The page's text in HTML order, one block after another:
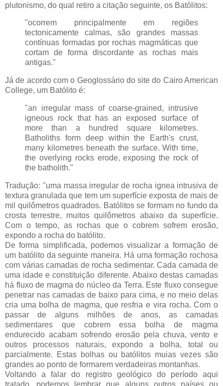
plutonismo, do qual retiro a citação seguinte, os Batólitos:
"ocorrem principalmente em regiões
tectonicamente calmas, são grandes massas
contínuas formadas por rochas magmáticas que
cortam de forma discordante as rochas mais
antigas."
Já de acordo com o Geoglossário do site do Cairo American
College, um Batólito é:
"an irregular mass of coarse-grained, intrusive
igneous rock that has an exposed surface of
more than a hundred square kilometres.
Batholiths form deep within the Earth's crust,
many kilometres beneath the surface. With time,
the overlying rocks erode, exposing the rock of
the batholith."
Tradução: "uma massa irregular de rocha ignea intrusiva de
textura granulada que tem um superfície exposta de mais de
mil quilômetros quadrados. Batólitos se formam no fundo da
crosta terrestre, muitos quilômetros abaixo da superfície.
Com o tempo, as rochas que o cobrem sofrem erosão,
expondo a rocha do batólito.
De forma simplificada, podemos visualizar a formação de
um batólito da seguinte maneira. Há uma formação rochosa
com várias camadas de rocha sedimentar. Cada camada de
uma idade e constituição diferente. Abaixo destas camadas
há fluxo de magma do núcleo da Terra. Este fluxo consegue
penetrar nas camadas de baixo para cima, e no meio delas
cria uma bolha de magma, que resfria e vira rocha. Com o
passar de alguns milhões de anos, as camadas
sedimentares que cobrem essa bolha de magma
endurecido acabam sofrendo erosão pela chuva, vento e
outros processos naturais, expondo a bolha, total ou
parcialmente. Estas bolhas ou batólitos muias vezes são
grandes ao ponto de formarem verdadeiras montanhas.
Voltando a falar do registro geológico do período aqui
tratado, podemos lembrar que alguns outros países ou